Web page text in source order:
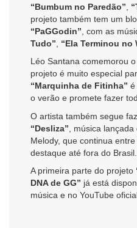
“Bumbum no Paredão”
projeto também tem um
“PaGGodin” , com as
Tudo”
“Ela Terminou no
Léo Santana comemorou
projeto é muito especial
“Marquinha de Fitinha” é
o verão e promete fazer
O artista também segue
“Desliza” , música
Melody, que continua
destaque até fora do Brasil.
A primeira parte do projeto
DNA de GG” já está
música e no YouTube